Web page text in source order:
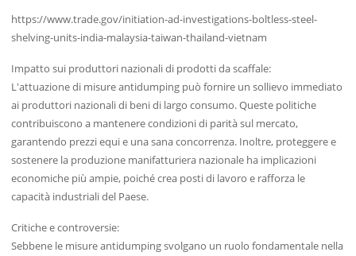
https://www.trade.gov/initiation-ad-investigations-boltless-steel-
shelving-units-india-malaysia-taiwan-thailand-vietnam
Impatto sui produttori nazionali di prodotti da scaffale:
L'attuazione di misure antidumping può fornire un sollievo immediato
ai produttori nazionali di beni di largo consumo. Queste politiche
contribuiscono a mantenere condizioni di parità sul mercato,
garantendo prezzi equi e una sana concorrenza. Inoltre, proteggere e
sostenere la produzione manifatturiera nazionale ha implicazioni
economiche più ampie, poiché crea posti di lavoro e rafforza le
capacità industriali del Paese.
Critiche e controversie:
Sebbene le misure antidumping svolgano un ruolo fondamentale nella